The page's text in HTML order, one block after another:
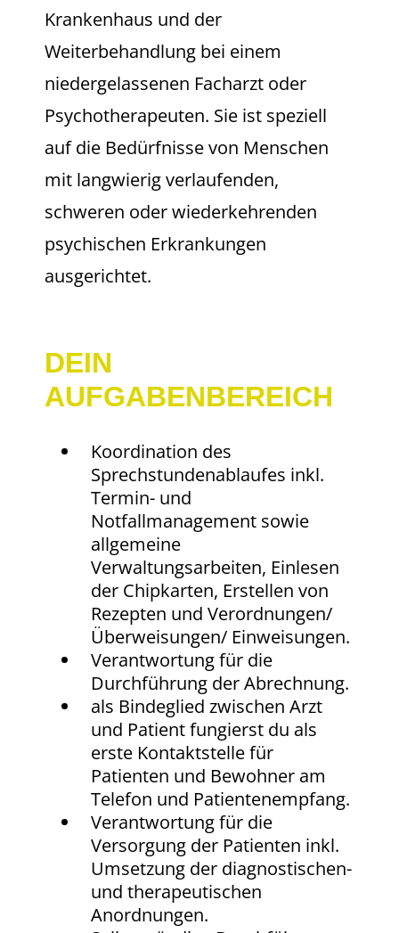
Krankenhaus und der
Weiterbehandlung bei einem
niedergelassenen Facharzt oder
Psychotherapeuten. Sie ist speziell
auf die Bedürfnisse von Menschen
mit langwierig verlaufenden,
schweren oder wiederkehrenden
psychischen Erkrankungen
ausgerichtet.
DEIN
AUFGABENBEREICH
Koordination des
Sprechstundenablaufes inkl.
Termin- und
Notfallmanagement sowie
allgemeine
Verwaltungsarbeiten, Einlesen
der Chipkarten, Erstellen von
Rezepten und Verordnungen/
Überweisungen/ Einweisungen.
Verantwortung für die
Durchführung der Abrechnung.
als Bindeglied zwischen Arzt
und Patient fungierst du als
erste Kontaktstelle für
Patienten und Bewohner am
Telefon und Patientenempfang.
Verantwortung für die
Versorgung der Patienten inkl.
Umsetzung der diagnostischen-
und therapeutischen
Anordnungen.